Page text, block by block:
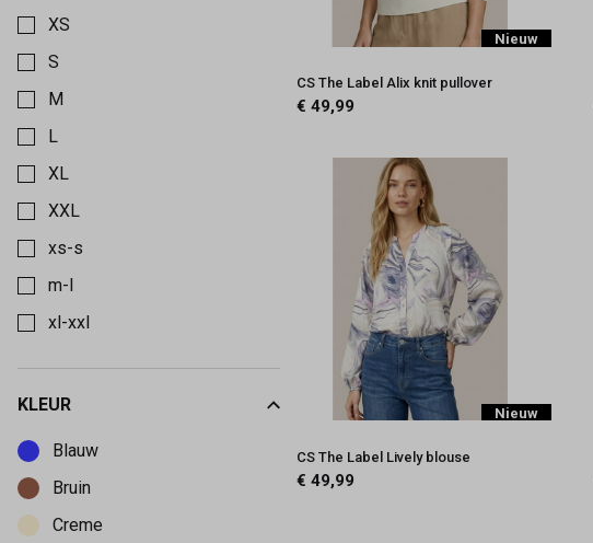
XS
S
M
L
XL
XXL
xs-s
m-l
xl-xxl
KLEUR
Blauw
Bruin
Creme
Nieuw
CS The Label Alix knit pullover
€ 49,99
Nieuw
CS The Label Lively blouse
€ 49,99